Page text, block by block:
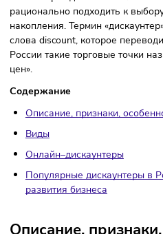
населения.
Многие граждане изменили
рационально подходить к
слова discount, которое
России такие торговые
цен».
Содержание
Описание, признаки,
Онлайн–дискаунтеры